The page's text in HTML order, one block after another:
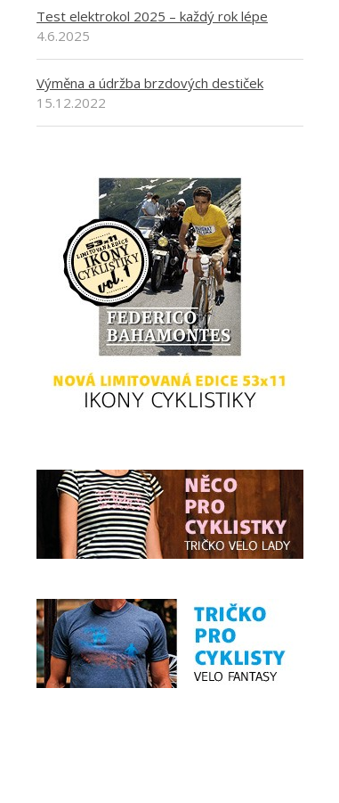
Test elektrokol 2025 – každý rok lépe
4.6.2025
Výměna a údržba brzdových destiček
15.12.2022